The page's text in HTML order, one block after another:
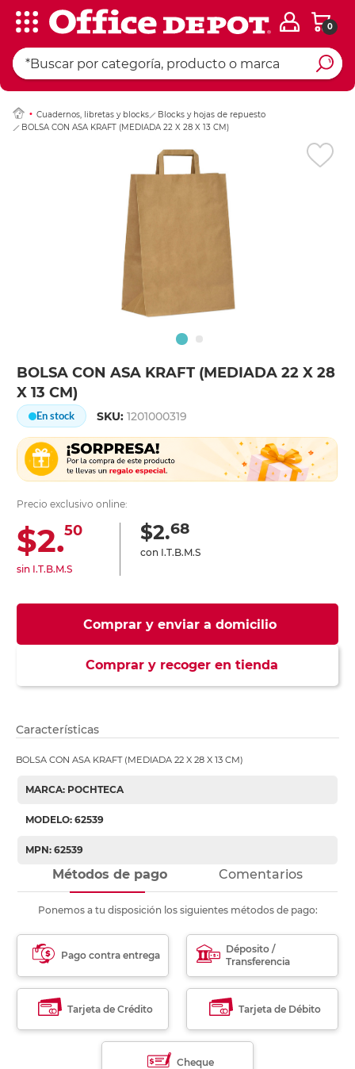
0
Cuadernos, libretas y blocks
Blocks y hojas de repuesto
BOLSA CON ASA KRAFT (MEDIADA 22 X 28 X 13 CM)
BOLSA CON ASA KRAFT (MEDIADA 22 X 28
X 13 CM)
En stock SKU:1201000319
Precio exclusivo online:
$2.50
sin I.T.B.M.S
$2.68
con I.T.B.M.S
Comprar y enviar a domicilio
Comprar y recoger en tienda
Ingresar Codigo
Características
BOLSA CON ASA KRAFT (MEDIADA 22 X 28 X 13 CM)
MARCA: POCHTECA
MODELO: 62539
MPN: 62539
Métodos de pago Comentarios
Ponemos a tu disposición los siguientes métodos de pago:
Pago contra entrega
Déposito /
Transferencia
Tarjeta de Crédito Tarjeta de Débito
Cheque